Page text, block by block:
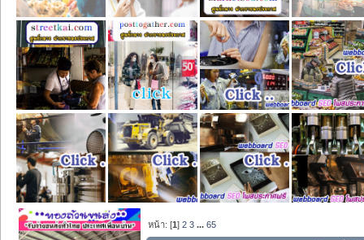
หน้า: [1]2 3 ...65